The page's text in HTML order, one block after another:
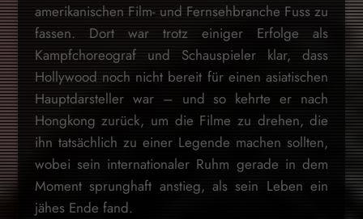
amerikanischen Film- und Fernsehbranche Fuss zu
fassen. Dort war trotz einiger Erfolge als
Kampfchoreograf und Schauspieler klar, dass
Hollywood noch nicht bereit für einen asiatischen
Hauptdarsteller war – und so kehrte er nach
Hongkong zurück, um die Filme zu drehen, die
ihn tatsächlich zu einer Legende machen sollten,
wobei sein internationaler Ruhm gerade in dem
Moment sprunghaft anstieg, als sein Leben ein
jähes Ende fand.